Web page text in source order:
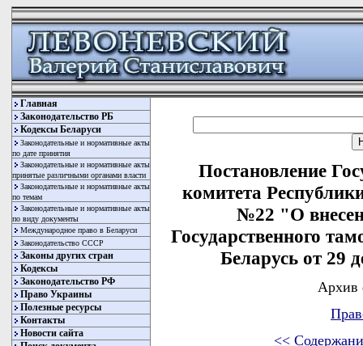
Главная
Законодательство РБ
Кодексы Беларуси
Законодательные и нормативные акты
по дате принятия
Законодательные и нормативные акты
принятые различными органами власти
Законодательные и нормативные акты
по темам
Законодательные и нормативные акты
по виду документы
Международное право в Беларуси
Законодательство СССР
Законы других стран
Кодексы
Законодательство РФ
Право Украины
Полезные ресурсы
Контакты
Новости сайта
Постановление
комитета
№22 "О
Государственного
Беларусь от 29
Архив
<<